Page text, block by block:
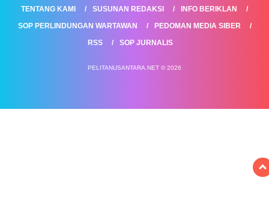
TENTANG KAMI SUSUNAN REDAKSI
INFO BERIKLAN
SOP PERLINDUNGAN WARTAWAN
PEDOMAN MEDIA SIBER
RSS
SOP JURNALIS
PELITANUSANTARA.NET © 2026